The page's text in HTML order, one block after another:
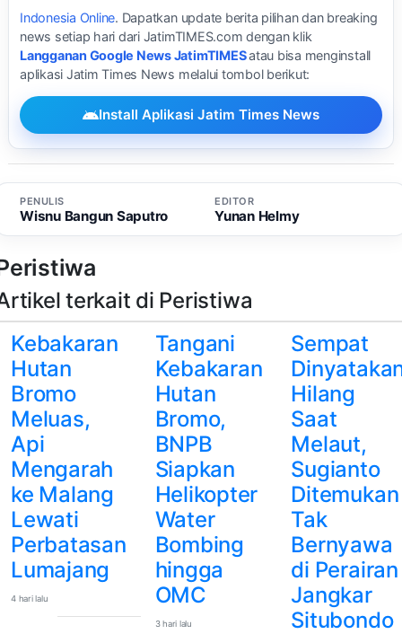
Indonesia Online. Dapatkan update berita pilihan dan breaking
news setiap hari dari JatimTIMES.com dengan klik
Langganan Google News JatimTIMESatau bisa menginstall
aplikasi Jatim Times News melalui tombol berikut:
Install Aplikasi Jatim Times News
PENULIS
Wisnu Bangun Saputro
EDITOR
Yunan Helmy
terkait di Peristiwa
Kebakaran
Hutan
Bromo
Meluas,
Api
Mengarah
ke Malang
Lewati
Perbatasan
Lumajang
4 hari lalu
Tangani
Kebakaran
Hutan
Bromo,
BNPB
Siapkan
Helikopter
Water
Bombing
hingga
OMC
3 hari lalu
Sempat
Hilang
Saat
Melaut,
Sugianto
Ditemukan
Tak
Bernyawa
di Perairan
Jangkar
Situbondo